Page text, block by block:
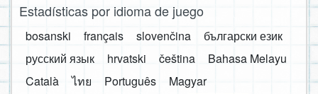
Estadísticas por idioma de juego
bosanski français slovenčina
български език
русский язык
hrvatski čeština
Bahasa Melayu
Català
ไทย Português
Magyar